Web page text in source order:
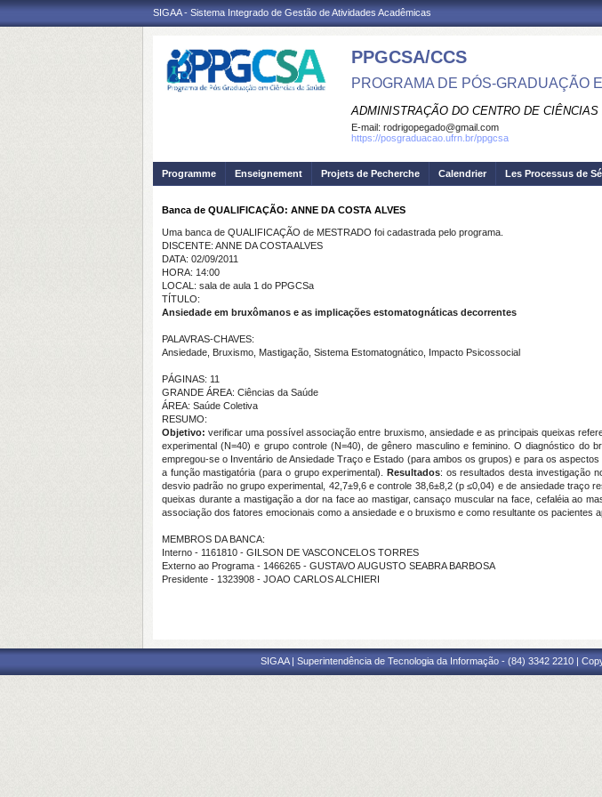
SIGAA - Sistema Integrado de Gestão de Atividades Acadêmicas
PPGCSA/CCS
PROGRAMA DE PÓS-GRADUAÇÃO
ADMINISTRAÇÃO DO CENTRO DE
E-mail: rodrigopegado@gmail.com
https://posgraduacao.ufrn.br/ppgcsa
Programme Enseignement Projets de Pecherche Calendrier Les Processus de
Banca de QUALIFICAÇÃO: ANNE DA COSTA ALVES
Uma banca de QUALIFICAÇÃO de MESTRADO foi cadastrada pelo programa.
DISCENTE: ANNE DA COSTA ALVES
DATA: 02/09/2011
HORA: 14:00
LOCAL: sala de aula 1 do PPGCSa
TÍTULO:
Ansiedade em bruxômanos e as implicações estomatognáticas decorrentes
PALAVRAS-CHAVES:
Ansiedade, Bruxismo, Mastigação, Sistema Estomatognático, Impacto Psicossocial
PÁGINAS: 11
GRANDE ÁREA: Ciências da Saúde
ÁREA: Saúde Coletiva
RESUMO:
Objetivo:verificar uma possível associação entre bruxismo, ansiedade e as principais queixas
experimental (N=40) e grupo controle (N=40), de gênero masculino e feminino. O diagnóstico
empregou-se o Inventário de Ansiedade Traço e Estado (para ambos os grupos) e para os
a função mastigatória (para o grupo experimental). Resultados: os resultados desta investigação
desvio padrão no grupo experimental, 42,7±9,6 e controle 38,6±8,2 (p ≤0,04) e de ansiedade traço
queixas durante a mastigação a dor na face ao mastigar, cansaço muscular na face, cefaléia ao
associação dos fatores emocionais como a ansiedade e o bruxismo e como resultante os pacientes
MEMBROS DA BANCA:
Interno - 1161810 - GILSON DE VASCONCELOS TORRES
Externo ao Programa - 1466265 - GUSTAVO AUGUSTO SEABRA BARBOSA
Presidente - 1323908 - JOAO CARLOS ALCHIERI
SIGAA | Superintendência de Tecnologia da Informação - (84) 3342 2210 |